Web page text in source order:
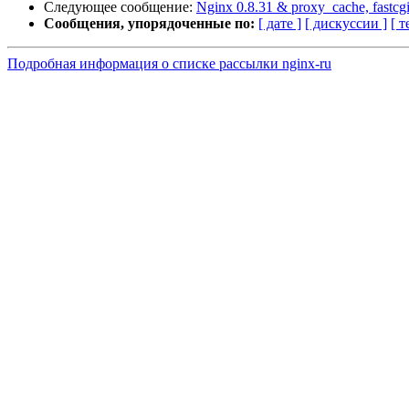
Следующее сообщение: Nginx 0.8.31 & proxy_cache,
Сообщения, упорядоченные по: [ дате ] [ дискуссии ] [
Подробная информация о списке рассылки nginx-ru